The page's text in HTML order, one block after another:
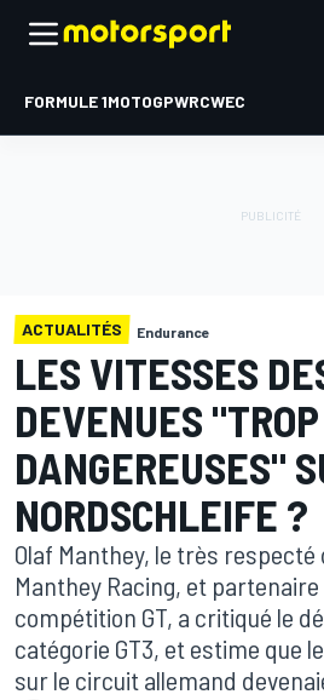
FORMULE 1MOTOGPWRCWEC
ACTUALITÉS Endurance
LES VITESSES
DEVENUES "TROP
DANGEREUSES"
NORDSCHLEIFE ?
Olaf Manthey, le très
Manthey Racing, et
compétition GT, a critiqué le
catégorie GT3, et estime que
sur le circuit allemand